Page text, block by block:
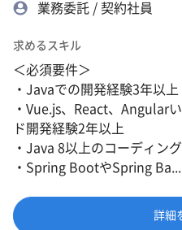
業務委託 / 契約社員
求めるスキル
＜必須要件＞
・Javaでの開発経験3年以上
・Vue.js、React、Angular
ド開発経験2年以上
・Java 8以上のコーディン
・Spring BootやSpring Ba...
詳細